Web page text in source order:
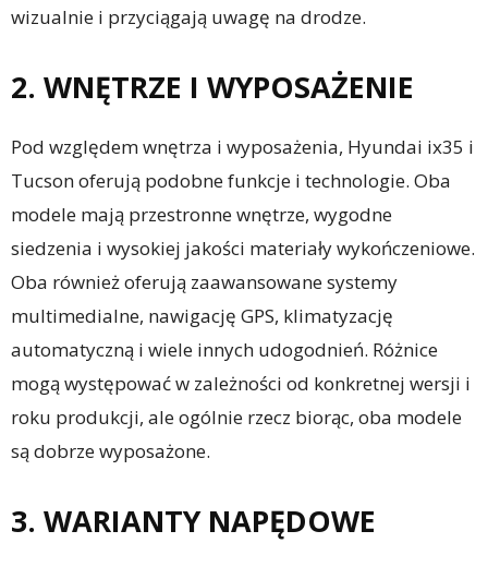
wizualnie i przyciągają uwagę na drodze.
2. WNĘTRZE I WYPOSAŻENIE
Pod względem wnętrza i wyposażenia, Hyundai ix35 i
Tucson oferują podobne funkcje i technologie. Oba
modele mają przestronne wnętrze, wygodne
siedzenia i wysokiej jakości materiały wykończeniowe.
Oba również oferują zaawansowane systemy
multimedialne, nawigację GPS, klimatyzację
automatyczną i wiele innych udogodnień. Różnice
mogą występować w zależności od konkretnej wersji i
roku produkcji, ale ogólnie rzecz biorąc, oba modele
są dobrze wyposażone.
3. WARIANTY NAPĘDOWE